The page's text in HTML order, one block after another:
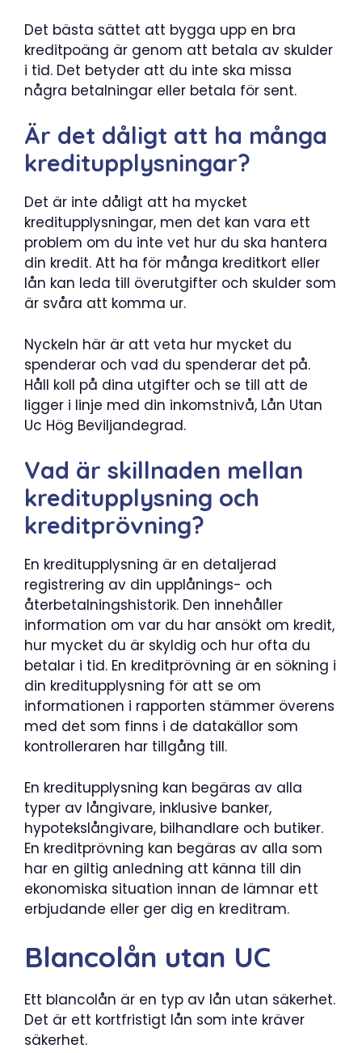
Det bästa sättet att bygga upp en bra
kreditpoäng är genom att betala av skulder
i tid. Det betyder att du inte ska missa
några betalningar eller betala för sent.
Är det dåligt att ha många
kreditupplysningar?
Det är inte dåligt att ha mycket
kreditupplysningar, men det kan vara ett
problem om du inte vet hur du ska hantera
din kredit. Att ha för många kreditkort eller
lån kan leda till överutgifter och skulder som
är svåra att komma ur.
Nyckeln här är att veta hur mycket du
spenderar och vad du spenderar det på.
Håll koll på dina utgifter och se till att de
ligger i linje med din inkomstnivå, Lån Utan
Uc Hög Beviljandegrad.
Vad är skillnaden mellan
kreditupplysning och
kreditprövning?
En kreditupplysning är en detaljerad
registrering av din upplånings- och
återbetalningshistorik. Den innehåller
information om var du har ansökt om kredit,
hur mycket du är skyldig och hur ofta du
betalar i tid. En kreditprövning är en sökning i
din kreditupplysning för att se om
informationen i rapporten stämmer överens
med det som finns i de datakällor som
kontrolleraren har tillgång till.
En kreditupplysning kan begäras av alla
typer av långivare, inklusive banker,
hypotekslångivare, bilhandlare och butiker.
En kreditprövning kan begäras av alla som
har en giltig anledning att känna till din
ekonomiska situation innan de lämnar ett
erbjudande eller ger dig en kreditram.
Blancolån utan UC
Ett blancolån är en typ av lån utan säkerhet.
Det är ett kortfristigt lån som inte kräver
säkerhet.